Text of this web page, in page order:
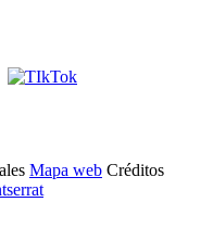
Mapa web Créditos